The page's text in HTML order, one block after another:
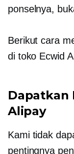
ponselnya,
Berikut cara
di toko Ecwid
Dapatkan
Alipay
Kami tidak
pentingnya